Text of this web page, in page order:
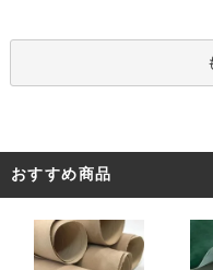
おすすめ商品